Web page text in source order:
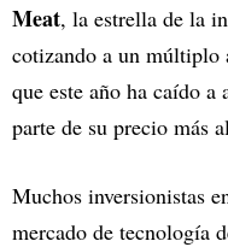
Meat, la estrella de la
cotizando a un múltiplo
que este año ha caído a
parte de su precio más
Muchos inversionistas
mercado de tecnología